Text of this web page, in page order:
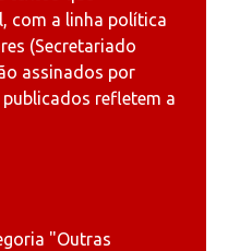
com a linha política
(Secretariado
assinados por
refletem a
"Outras